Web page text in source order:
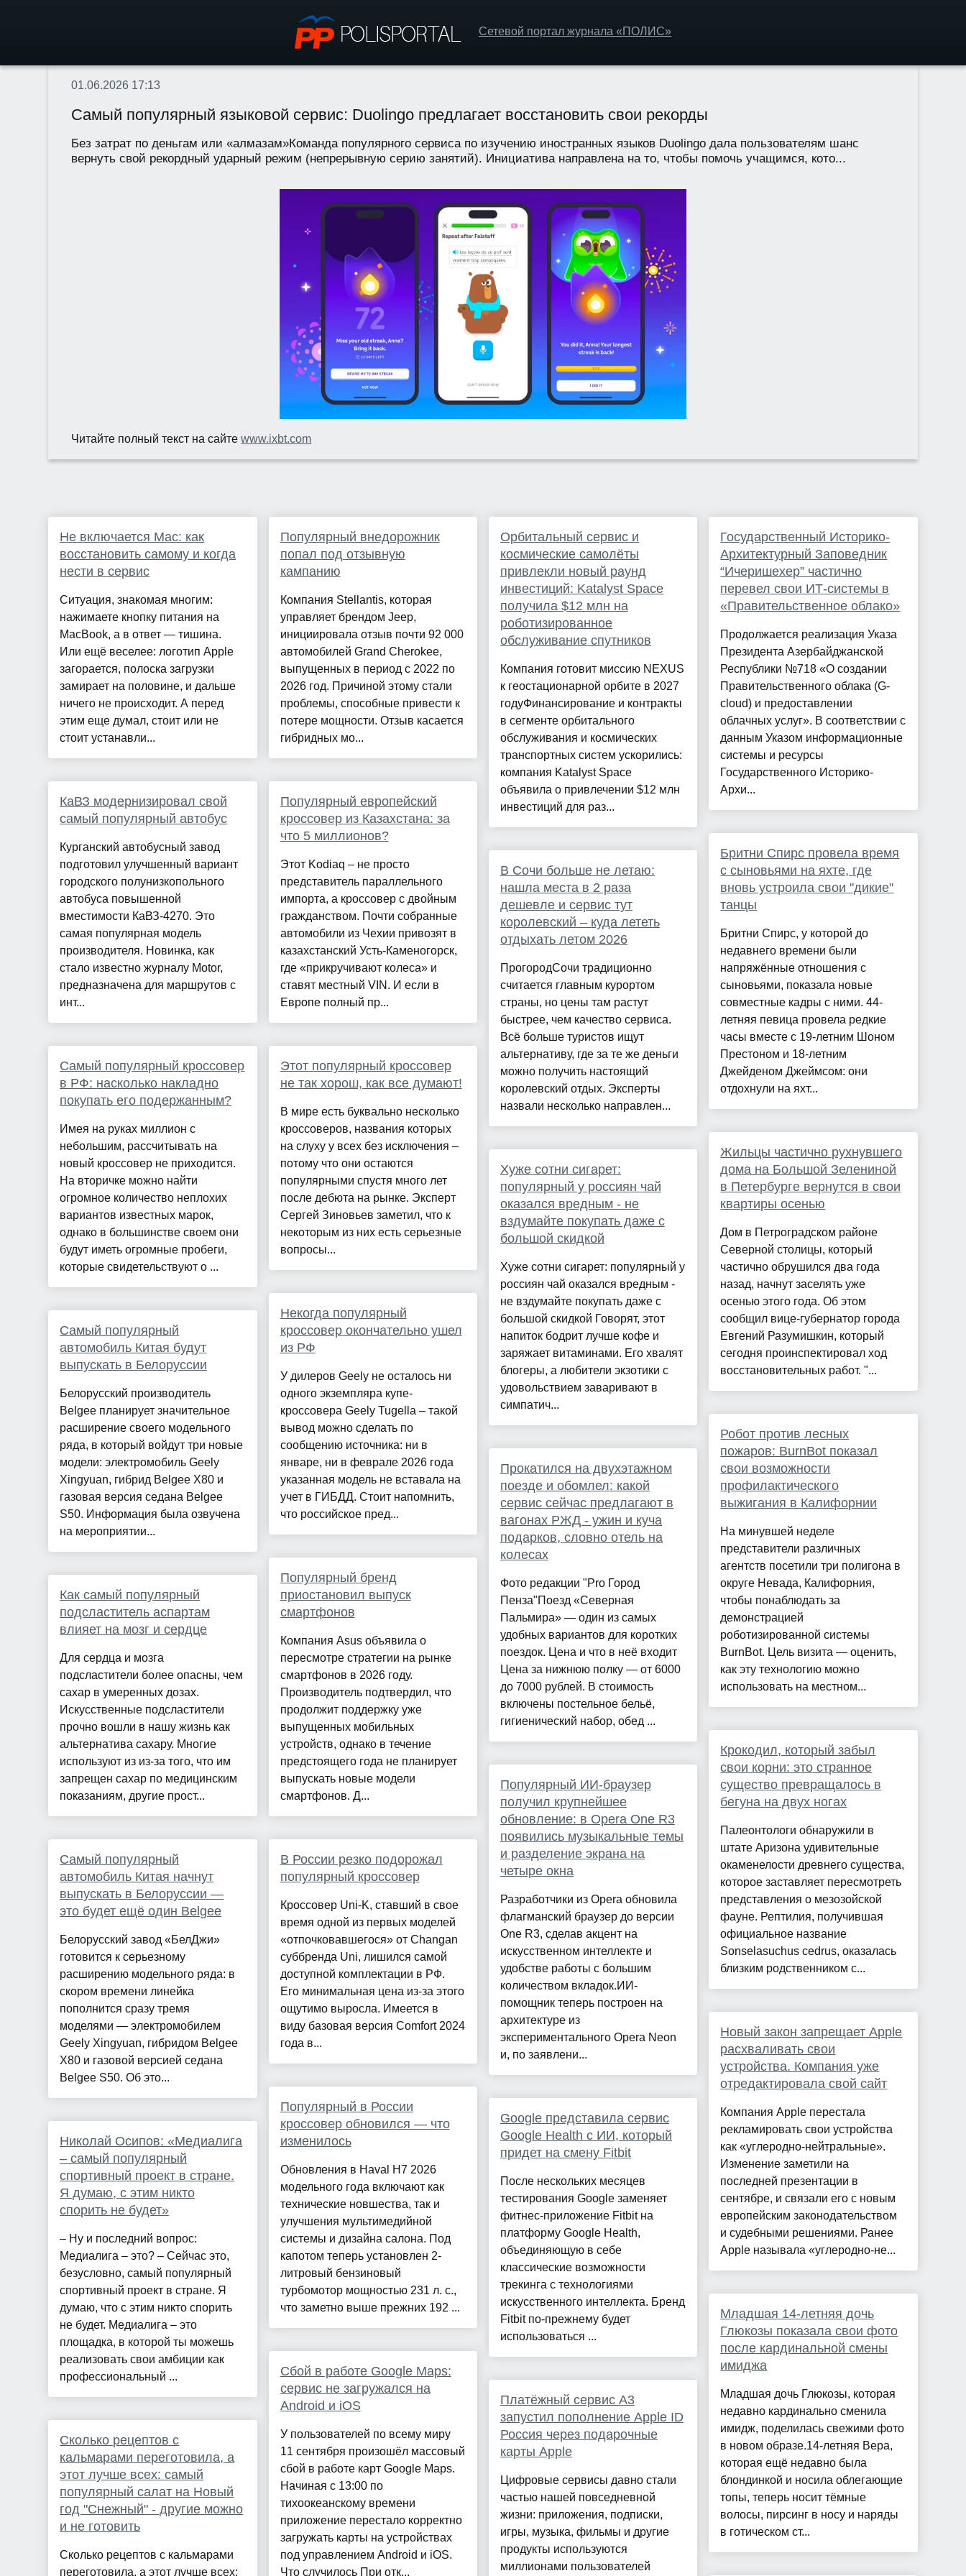
Сетевой портал журнала «ПОЛИС»
01.06.2026 17:13
Самый популярный языковой сервис: Duolingo предлагает восстановить свои рекорды
Без затрат по деньгам или «алмазам»Команда популярного сервиса по изучению иностранных языков Duolingo дала пользователям шанс
вернуть свой рекордный ударный режим (непрерывную серию занятий). Инициатива направлена на то, чтобы помочь учащимся, кото...
Читайте полный текст на сайтеwww.ixbt.com
Не включается Mac: как
восстановить самому и когда
нести в сервис
Ситуация, знакомая многим:
нажимаете кнопку питания на
MacBook, а в ответ — тишина.
Или ещё веселее: логотип Apple
загорается, полоска загрузки
замирает на половине, и дальше
ничего не происходит. А перед
этим еще думал, стоит или не
стоит устанавли...
КаВЗ модернизировал свой
самый популярный автобус
Курганский автобусный завод
подготовил улучшенный вариант
городского полунизкопольного
автобуса повышенной
вместимости КаВЗ-4270. Это
самая популярная модель
производителя. Новинка, как
стало известно журналу Motor,
предназначена для маршрутов с
инт...
Самый популярный кроссовер
в РФ: насколько накладно
покупать его подержанным?
Имея на руках миллион с
небольшим, рассчитывать на
новый кроссовер не приходится.
На вторичке можно найти
огромное количество неплохих
вариантов известных марок,
однако в большинстве своем они
будут иметь огромные пробеги,
которые свидетельствуют о ...
Самый популярный
автомобиль Китая будут
выпускать в Белоруссии
Белорусский производитель
Belgee планирует значительное
расширение своего модельного
ряда, в который войдут три новые
модели: электромобиль Geely
Xingyuan, гибрид Belgee X80 и
газовая версия седана Belgee
S50. Информация была озвучена
на мероприятии...
Как самый популярный
подсластитель аспартам
влияет на мозг и сердце
Для сердца и мозга
подсластители более опасны, чем
сахар в умеренных дозах.
Искусственные подсластители
прочно вошли в нашу жизнь как
альтернатива сахару. Многие
используют из из-за того, что им
запрещен сахар по медицинским
показаниям, другие прост...
Самый популярный
автомобиль Китая начнут
выпускать в Белоруссии —
это будет ещё один Belgee
Белорусский завод «БелДжи»
готовится к серьезному
расширению модельного ряда: в
скором времени линейка
пополнится сразу тремя
моделями — электромобилем
Geely Xingyuan, гибридом Belgee
X80 и газовой версией седана
Belgee S50. Об это...
Николай Осипов: «Медиалига
– самый популярный
спортивный проект в стране.
Я думаю, с этим никто
спорить не будет»
– Ну и последний вопрос:
Медиалига – это? – Сейчас это,
безусловно, самый популярный
спортивный проект в стране. Я
думаю, что с этим никто спорить
не будет. Медиалига – это
площадка, в которой ты можешь
реализовать свои амбиции как
профессиональный ...
Сколько рецептов с
кальмарами переготовила, а
этот лучше всех: самый
популярный салат на Новый
год "Снежный" - другие можно
и не готовить
Сколько рецептов с кальмарами
переготовила, а этот лучше всех:
Популярный внедорожник
попал под отзывную
кампанию
Компания Stellantis, которая
управляет брендом Jeep,
инициировала отзыв почти 92 000
автомобилей Grand Cherokee,
выпущенных в период с 2022 по
2026 год. Причиной этому стали
проблемы, способные привести к
потере мощности. Отзыв касается
гибридных мо...
Популярный европейский
кроссовер из Казахстана: за
что 5 миллионов?
Этот Kodiaq – не просто
представитель параллельного
импорта, а кроссовер с двойным
гражданством. Почти собранные
автомобили из Чехии привозят в
казахстанский Усть-Каменогорск,
где «прикручивают колеса» и
ставят местный VIN. И если в
Европе полный пр...
Этот популярный кроссовер
не так хорош, как все думают!
В мире есть буквально несколько
кроссоверов, названия которых
на слуху у всех без исключения –
потому что они остаются
популярными спустя много лет
после дебюта на рынке. Эксперт
Сергей Зиновьев заметил, что к
некоторым из них есть серьезные
вопросы...
Некогда популярный
кроссовер окончательно ушел
из РФ
У дилеров Geely не осталось ни
одного экземпляра купе-
кроссовера Geely Tugella – такой
вывод можно сделать по
сообщению источника: ни в
январе, ни в феврале 2026 года
указанная модель не вставала на
учет в ГИБДД. Стоит напомнить,
что российское пред...
Популярный бренд
приостановил выпуск
смартфонов
Компания Asus объявила о
пересмотре стратегии на рынке
смартфонов в 2026 году.
Производитель подтвердил, что
продолжит поддержку уже
выпущенных мобильных
устройств, однако в течение
предстоящего года не планирует
выпускать новые модели
смартфонов. Д...
В России резко подорожал
популярный кроссовер
Кроссовер Uni-K, ставший в свое
время одной из первых моделей
«отпочковавшегося» от Changan
суббренда Uni, лишился самой
доступной комплектации в РФ.
Его минимальная цена из-за этого
ощутимо выросла. Имеется в
виду базовая версия Comfort 2024
года в...
Популярный в России
кроссовер обновился — что
изменилось
Обновления в Haval H7 2026
модельного года включают как
технические новшества, так и
улучшения мультимедийной
системы и дизайна салона. Под
капотом теперь установлен 2-
литровый бензиновый
турбомотор мощностью 231 л. с.,
что заметно выше прежних 192 ...
Сбой в работе Google Maps:
сервис не загружался на
Android и iOS
У пользователей по всему миру
11 сентября произошёл массовый
сбой в работе карт Google Maps.
Начиная с 13:00 по
тихоокеанскому времени
приложение перестало корректно
загружать карты на устройствах
под управлением Android и iOS.
Что случилось При отк...
Орбитальный сервис и
космические самолёты
привлекли новый раунд
инвестиций: Katalyst Space
получила $12 млн на
роботизированное
обслуживание спутников
Компания готовит миссию NEXUS
к геостационарной орбите в 2027
годуФинансирование и контракты
в сегменте орбитального
обслуживания и космических
транспортных систем ускорились:
компания Katalyst Space
объявила о привлечении $12 млн
инвестиций для раз...
В Сочи больше не летаю:
нашла места в 2 раза
дешевле и сервис тут
королевский – куда лететь
отдыхать летом 2026
ПрогородСочи традиционно
считается главным курортом
страны, но цены там растут
быстрее, чем качество сервиса.
Всё больше туристов ищут
альтернативу, где за те же деньги
можно получить настоящий
королевский отдых. Эксперты
назвали несколько направлен...
Хуже сотни сигарет:
популярный у россиян чай
оказался вредным - не
вздумайте покупать даже с
большой скидкой
Хуже сотни сигарет: популярный у
россиян чай оказался вредным -
не вздумайте покупать даже с
большой скидкой Говорят, этот
напиток бодрит лучше кофе и
заряжает витаминами. Его хвалят
блогеры, а любители экзотики с
удовольствием заваривают в
симпатич...
Прокатился на двухэтажном
поезде и обомлел: какой
сервис сейчас предлагают в
вагонах РЖД - ужин и куча
подарков, словно отель на
колесах
Фото редакции "Pro Город
Пенза"Поезд «Северная
Пальмира» — один из самых
удобных вариантов для коротких
поездок. Цена и что в неё входит
Цена за нижнюю полку — от 6000
до 7000 рублей. В стоимость
включены постельное бельё,
гигиенический набор, обед ...
Популярный ИИ-браузер
получил крупнейшее
обновление: в Opera One R3
появились музыкальные темы
и разделение экрана на
четыре окна
Разработчики из Opera обновила
флагманский браузер до версии
One R3, сделав акцент на
искусственном интеллекте и
удобстве работы с большим
количеством вкладок.ИИ-
помощник теперь построен на
архитектуре из
экспериментального Opera Neon
и, по заявлени...
Google представила сервис
Google Health с ИИ, который
придет на смену Fitbit
После нескольких месяцев
тестирования Google заменяет
фитнес-приложение Fitbit на
платформу Google Health,
объединяющую в себе
классические возможности
трекинга с технологиями
искусственного интеллекта. Бренд
Fitbit по-прежнему будет
использоваться ...
Платёжный сервис А3
запустил пополнение Apple ID
Россия через подарочные
карты Apple
Цифровые сервисы давно стали
частью нашей повседневной
жизни: приложения, подписки,
игры, музыка, фильмы и другие
продукты используются
миллионами пользователей
Государственный Историко-
Архитектурный Заповедник
“Ичеришехер” частично
перевел свои ИТ-системы в
«Правительственное облако»
Продолжается реализация Указа
Президента Азербайджанской
Республики №718 «О создании
Правительственного облака (G-
cloud) и предоставлении
облачных услуг». В соответствии с
данным Указом информационные
системы и ресурсы
Государственного Историко-
Архи...
Бритни Спирс провела время
с сыновьями на яхте, где
вновь устроила свои "дикие"
танцы
Бритни Спирс, у которой до
недавнего времени были
напряжённые отношения с
сыновьями, показала новые
совместные кадры с ними. 44-
летняя певица провела редкие
часы вместе с 19-летним Шоном
Престоном и 18-летним
Джейденом Джеймсом: они
отдохнули на яхт...
Жильцы частично рухнувшего
дома на Большой Зелениной
в Петербурге вернутся в свои
квартиры осенью
Дом в Петроградском районе
Северной столицы, который
частично обрушился два года
назад, начнут заселять уже
осенью этого года. Об этом
сообщил вице-губернатор города
Евгений Разумишкин, который
сегодня проинспектировал ход
восстановительных работ. "...
Робот против лесных
пожаров: BurnBot показал
свои возможности
профилактического
выжигания в Калифорнии
На минувшей неделе
представители различных
агентств посетили три полигона в
округе Невада, Калифорния,
чтобы понаблюдать за
демонстрацией
роботизированной системы
BurnBot. Цель визита — оценить,
как эту технологию можно
использовать на местном...
Крокодил, который забыл
свои корни: это странное
существо превращалось в
бегуна на двух ногах
Палеонтологи обнаружили в
штате Аризона удивительные
окаменелости древнего существа,
которое заставляет пересмотреть
представления о мезозойской
фауне. Рептилия, получившая
официальное название
Sonselasuchus cedrus, оказалась
близким родственником с...
Новый закон запрещает Apple
расхваливать свои
устройства. Компания уже
отредактировала свой сайт
Компания Apple перестала
рекламировать свои устройства
как «углеродно-нейтральные».
Изменение заметили на
последней презентации в
сентябре, и связали его с новым
европейским законодательством
и судебными решениями. Ранее
Apple называла «углеродно-не...
Младшая 14-летняя дочь
Глюкозы показала свои фото
после кардинальной смены
имиджа
Младшая дочь Глюкозы, которая
недавно кардинально сменила
имидж, поделилась свежими фото
в новом образе.14-летняя Вера,
которая ещё недавно была
блондинкой и носила облегающие
топы, теперь носит тёмные
волосы, пирсинг в носу и наряды
в готическом ст...